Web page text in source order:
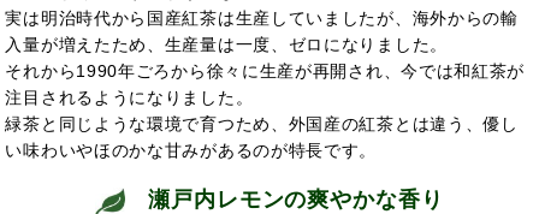
実は明治時代から国産紅茶は生産していましたが、海外からの輸
入量が増えたため、生産量は一度、ゼロになりました。
それから1990年ごろから徐々に生産が再開され、今では和紅茶が
注目されるようになりました。
緑茶と同じような環境で育つため、外国産の紅茶とは違う、優し
い味わいやほのかな甘みがあるのが特長です。
瀬戸内レモンの爽やかな香り